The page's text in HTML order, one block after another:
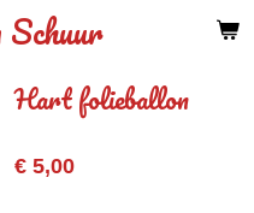
Hart folieballon
€ 5,00